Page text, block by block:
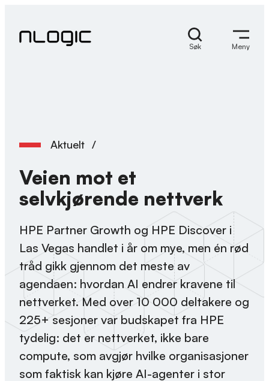
innhold
Søk Meny
Aktuelt /
Veien mot et
selvkjørende nettverk
HPE Partner Growth og HPE Discover i
Las Vegas handlet i år om mye, men én rød
tråd gikk gjennom det meste av
agendaen: hvordan AI endrer kravene til
nettverket. Med over 10 000 deltakere og
225+ sesjoner var budskapet fra HPE
tydelig: det er nettverket, ikke bare
compute, som avgjør hvilke organisasjoner
som faktisk kan kjøre AI-agenter i stor